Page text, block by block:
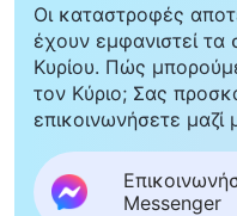
Οι καταστροφές
έχουν εμφανιστεί τα
Κυρίου. Πώς
τον Κύριο; Σας
επικοινωνήσετε μαζί
Messenger